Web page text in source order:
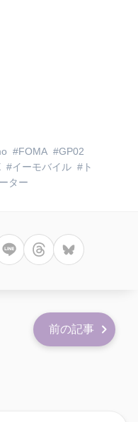
FOMA
GP02
イーモバイル
ト
ター
前の記事